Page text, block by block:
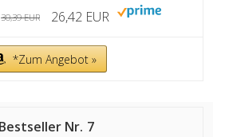
30,39 EUR 26,42 EUR
*Zum Angebot »
7